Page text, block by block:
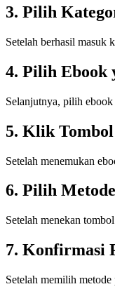
3. Pilih
Setelah berhasil masuk
4. Pilih Ebook
Selanjutnya, pilih
5. Klik
Setelah menemukan
6. Pilih
Setelah menekan
7. Konfirmasi
Setelah memilih